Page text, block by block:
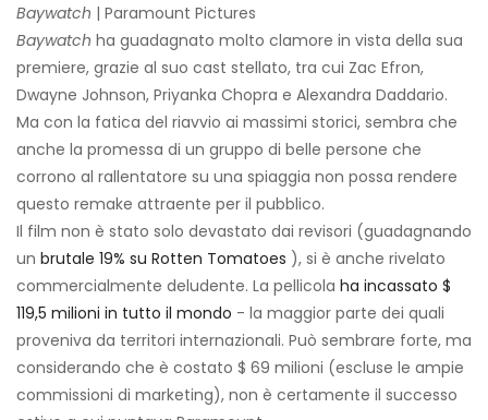
Baywatch | Paramount Pictures
Baywatch ha guadagnato molto clamore in vista della sua
premiere, grazie al suo cast stellato, tra cui Zac Efron,
Dwayne Johnson, Priyanka Chopra e Alexandra Daddario.
Ma con la fatica del riavvio ai massimi storici, sembra che
anche la promessa di un gruppo di belle persone che
corrono al rallentatore su una spiaggia non possa rendere
questo remake attraente per il pubblico.
Il film non è stato solo devastato dai revisori (guadagnando
un brutale 19% su Rotten Tomatoes ), si è anche rivelato
commercialmente deludente. La pellicola ha incassato $
119,5 milioni in tutto il mondo - la maggior parte dei quali
proveniva da territori internazionali. Può sembrare forte, ma
considerando che è costato $ 69 milioni (escluse le ampie
commissioni di marketing), non è certamente il successo